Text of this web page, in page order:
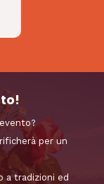
per un
a tradizioni ed